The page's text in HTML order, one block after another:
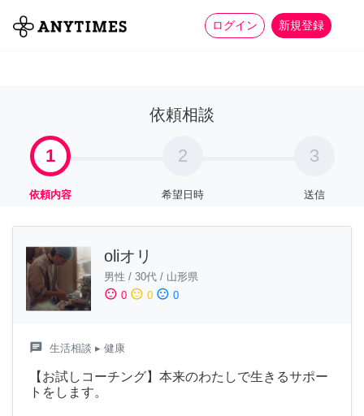
ログイン 新規登録
全て 家事 more_horiz
依頼相談
1
依頼内容
2
希望日時
3
送信
oliオリ
男性 / 30代 / 山形県
sentiment_satisfied 0 sentiment_neutral 0 sentiment_dissatisfied 0
chat 生活相談 ▸ 健康
【お試しコーチング】本来のわたしで生きるサポー
トをします。